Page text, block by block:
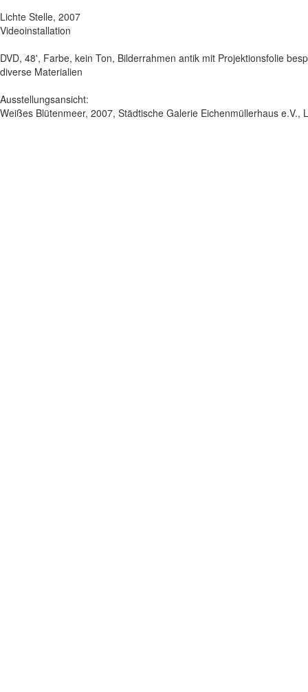
Lichte Stelle, 2007
Videoinstallation
DVD, 48', Farbe, kein Ton, Bilderrahmen antik mit Projektionsfolie
diverse Materialien
Ausstellungsansicht:
Weißes Blütenmeer, 2007, Städtische Galerie Eichenmüllerhaus e.V.,